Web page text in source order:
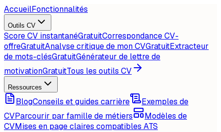
AccueilFonctionnalités
Outils CV
Score CV instantanéGratuitCorrespondance CV-
offreGratuitAnalyse critique de mon CVGratuitExtracteur
de mots-clésGratuitGénérateur de lettre de
motivationGratuitTous les outils CV
Ressources
BlogConseils et guides carrière
Exemples de
CVParcourir par famille de métiers
Modèles de
CVMises en page claires compatibles ATS